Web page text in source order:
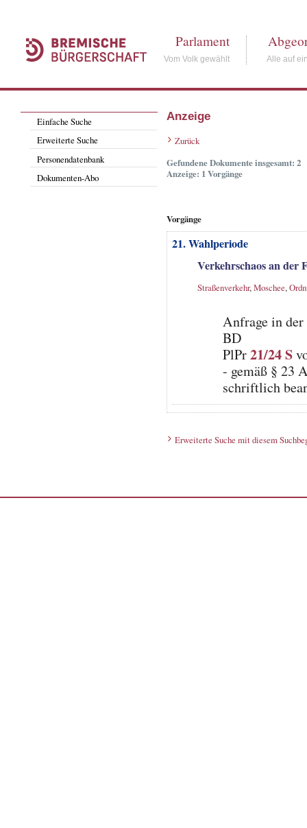
Parlament
Vom Volk gewählt Alle auf
Einfache Suche
Erweiterte Suche
Personendatenbank
Dokumenten-Abo
Anzeige
Zurück
Gefundene Dokumente insgesamt: 2
Anzeige: 1 Vorgänge
Vorgänge
21. Wahlperiode
Verkehrschaos an der
Straßenverkehr,Moschee,
Anfrage in
BD
PlPr21/24 S
- gemäß § 23
schriftlich
Erweiterte Suche mit diesem